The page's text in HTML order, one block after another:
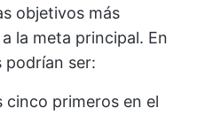
objetivos más
la meta principal. En
podrían ser:
cinco primeros en el